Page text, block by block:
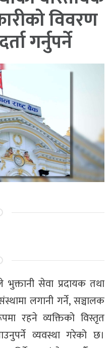
विवरण
गर्नुपर्ने
भुक्तानी सेवा प्रदायक तथा
लगानी गर्ने, सञ्चालक
रहने व्यक्तिको विस्तृत
व्यवस्था गरेको छ।